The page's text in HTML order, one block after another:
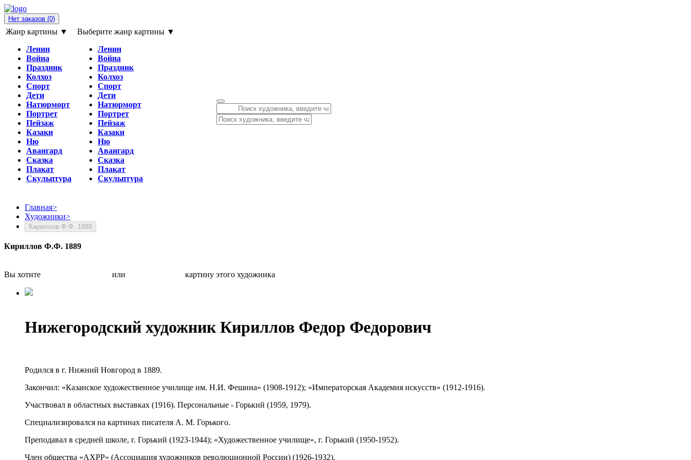
Нет заказов (0)
Жанр картины ▼
Ленин
Война
Праздник
Колхоз
Спорт
Дети
Натюрморт
Портрет
Пейзаж
Казаки
Ню
Авангард
Сказка
Плакат
Скульптура
Выберите жанр картины ▼
Ленин
Война
Праздник
Колхоз
Спорт
Дети
Натюрморт
Портрет
Пейзаж
Казаки
Ню
Авангард
Сказка
Плакат
Скульптура
Главная>
Художники>
Кириллов Ф.Ф. 1889
Кириллов Ф.Ф. 1889
Вы хотите или картину этого художника
Нижегородский художник Кириллов Федор Федорович
Родился в г. Нижний Новгород в 1889.
Закончил: «Казанское художественное училище им. Н.И. Фешина» (1908-1912); «Императорская Академия искусств» (1912-1916).
Участвовал в областных выставках (1916). Персональные - Горький (1959, 1979).
Специализировался на картинах писателя А. М. Горького.
Преподавал в средней школе, г. Горький (1923-1944); «Художественное училище», г. Горький (1950-1952).
Член общества «АХРР» (Ассоциация художников революционной России) (1926-1932).